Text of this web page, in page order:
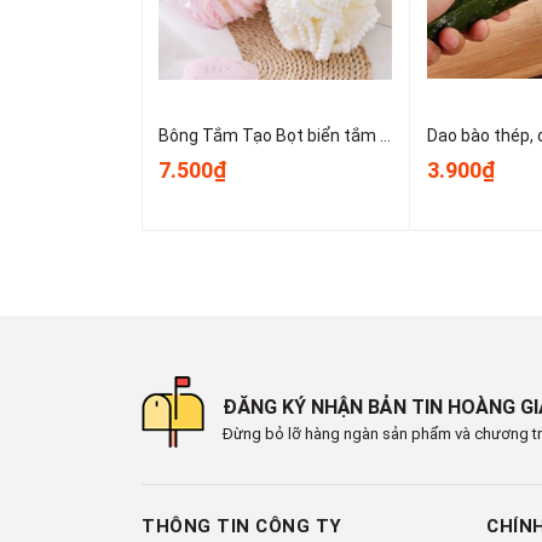
Bông Tắm Tạo Bọt biển tắm lớn, bọt biển tắm cao cấp không bị lan rộng, siêu mềm và dễ tạo bọt A3553
7.500₫ 3.900₫
ĐĂNG KÝ NHẬN BẢN TIN HOÀNG
Đừng bỏ lỡ hàng ngàn sản phẩm và chương
THÔNG TIN CÔNG TY